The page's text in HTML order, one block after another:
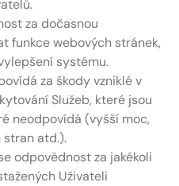
za dočasnou
funkce webových stránek,
systému.
za škody vzniklé v
Služeb, které jsou
neodpovídá (vyšší moc,
atd.).
odpovědnost za jakékoli
Uživateli